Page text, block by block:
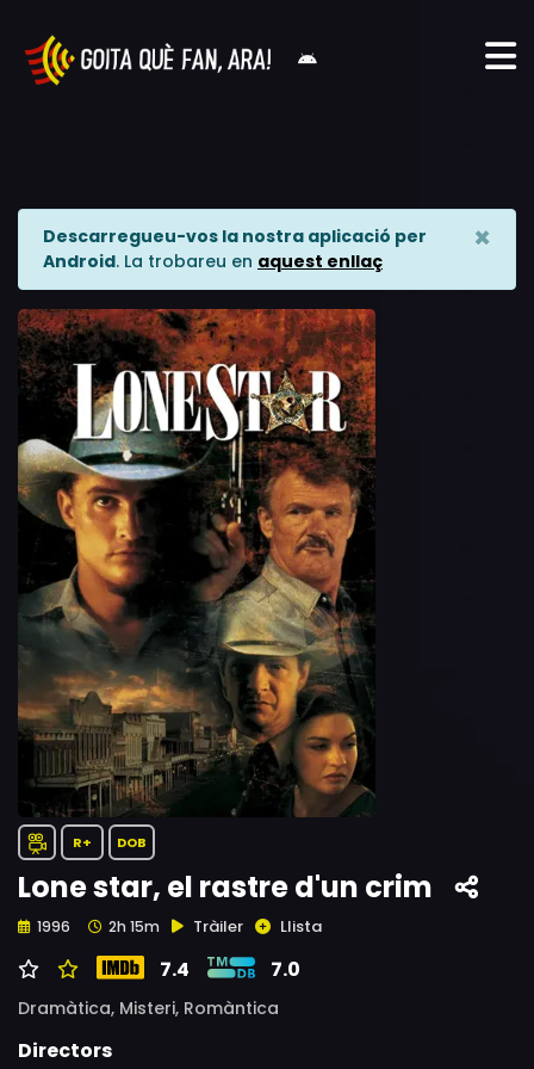
Descarregueu-vos la nostra aplicació per
Android. La trobareu en aquest enllaç
×
R+ DOB
Lone star, el rastre d'un crim
1996 2h 15m Tràiler Llista
7.4 7.0
Dramàtica, Misteri, Romàntica
Directors